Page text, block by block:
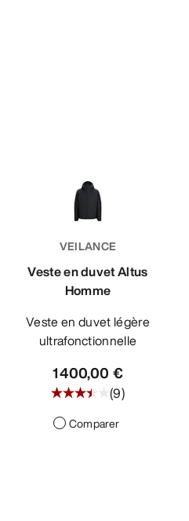
VEILANCE
Veste en duvet Altus
Homme
Veste en duvet légère
ultrafonctionnelle
1 400,00 €
(9)
Comparer